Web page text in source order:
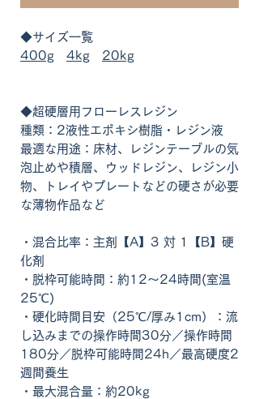
◆サイズ一覧
400g
4kg 20kg
◆超硬層用フローレスレジン
種類：2液性エポキシ樹脂・レジン液
最適な用途：床材、レジンテーブルの気
泡止めや積層、ウッドレジン、レジン小
物、トレイやプレートなどの硬さが必要
な薄物作品など
・混合比率：主剤【A】3 対 1【B】硬
化剤
・脱枠可能時間：約12～24時間(室温
25℃)
・硬化時間目安（25℃/厚み1cm）：流
し込みまでの操作時間30分／操作時間
180分／脱枠可能時間24h／最高硬度2
週間養生
・最大混合量：約20kg